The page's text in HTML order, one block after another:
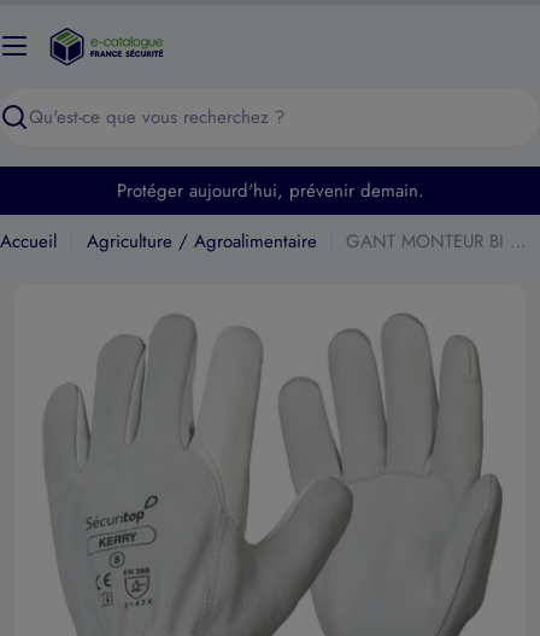
au
Recherche
Protéger aujourd'hui, prévenir demain.
Accueil
Agriculture / Agroalimentaire GANT MONTEUR BI MATIERE KERRY
Ouvrir le média 0 en mode modal